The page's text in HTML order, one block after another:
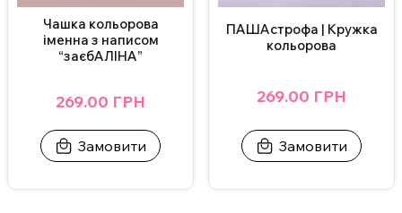
Чашка кольорова
іменна з написом
“заєбАЛІНА”
269.00 ГРН
Замовити
ПАШАстрофа | Кружка
кольорова
269.00 ГРН
Замовити